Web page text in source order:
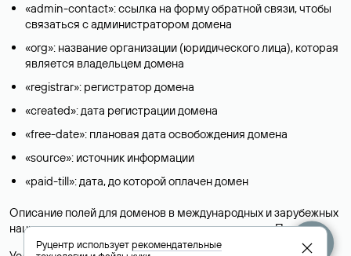
«admin-contact»: ссылка на форму обратной связи, чтобы
связаться с администратором домена
«org»: название организации (юридического лица), которая
является владельцем домена
«registrar»: регистратор домена
«created»: дата регистрации домена
«free-date»: плановая дата освобождения домена
«source»: источник информации
«paid-till»: дата, до которой оплачен домен
Описание полей для доменов в международных и зарубежных
национальных доменах представлены в разделе «Помощь».
Руцентр используетрекомендательные